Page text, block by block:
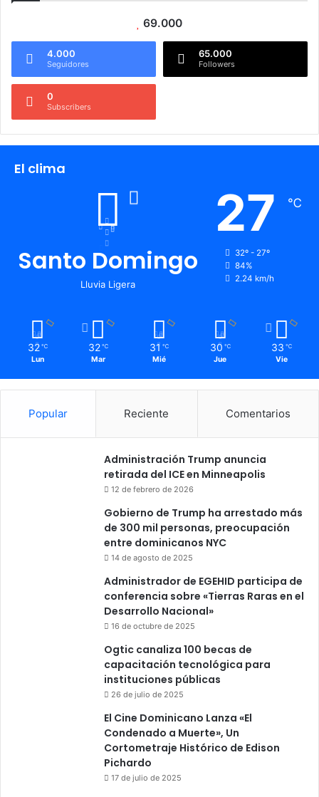
69.000
4.000
Seguidores
65.000
Followers
0
Subscribers
El clima
Santo Domingo
Lluvia Ligera
27 ℃
32º - 27º
84%
2.24 km/h
32 ℃
Lun
32 ℃
Mar
31 ℃
Mié
30 ℃
Jue
33 ℃
Vie
Popular Reciente Comentarios
Administración Trump anuncia
retirada del ICE en Minneapolis
12 de febrero de 2026
Gobierno de Trump ha arrestado más
de 300 mil personas, preocupación
entre dominicanos NYC
14 de agosto de 2025
Administrador de EGEHID participa de
conferencia sobre «Tierras Raras en el
Desarrollo Nacional»
16 de octubre de 2025
Ogtic canaliza 100 becas de
capacitación tecnológica para
instituciones públicas
26 de julio de 2025
El Cine Dominicano Lanza «El
Condenado a Muerte», Un
Cortometraje Histórico de Edison
Pichardo
17 de julio de 2025